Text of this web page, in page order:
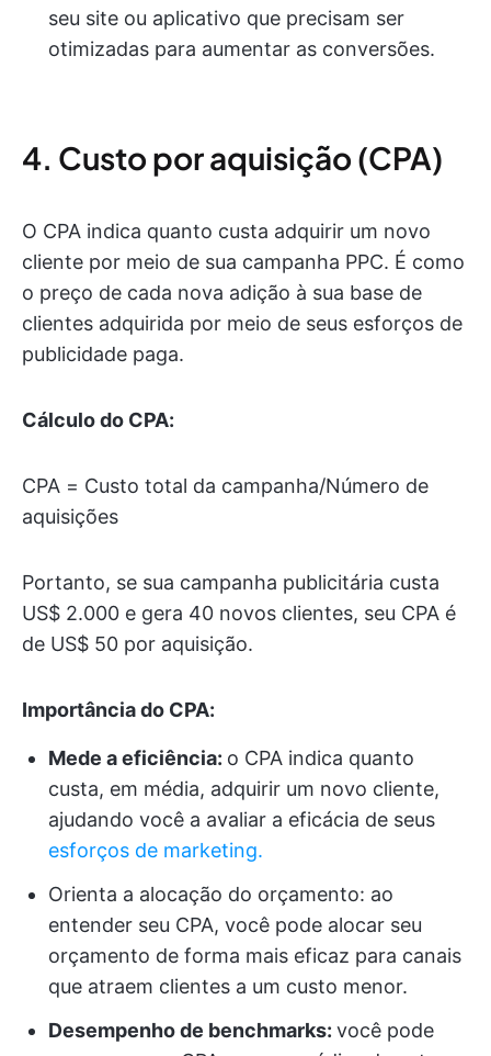
seu site ou aplicativo que precisam ser
otimizadas para aumentar as conversões.
4. Custo por aquisição (CPA)
O CPA indica quanto custa adquirir um novo
cliente por meio de sua campanha PPC. É como
o preço de cada nova adição à sua base de
clientes adquirida por meio de seus esforços de
publicidade paga.
Cálculo do CPA:
CPA = Custo total da campanha/Número de
aquisições
Portanto, se sua campanha publicitária custa
US$ 2.000 e gera 40 novos clientes, seu CPA é
de US$ 50 por aquisição.
Importância do CPA:
Mede a eficiência: o CPA indica quanto
custa, em média, adquirir um novo cliente,
ajudando você a avaliar a eficácia de seus
esforços de marketing.
Orienta a alocação do orçamento: ao
entender seu CPA, você pode alocar seu
orçamento de forma mais eficaz para canais
que atraem clientes a um custo menor.
Desempenho de benchmarks: você pode